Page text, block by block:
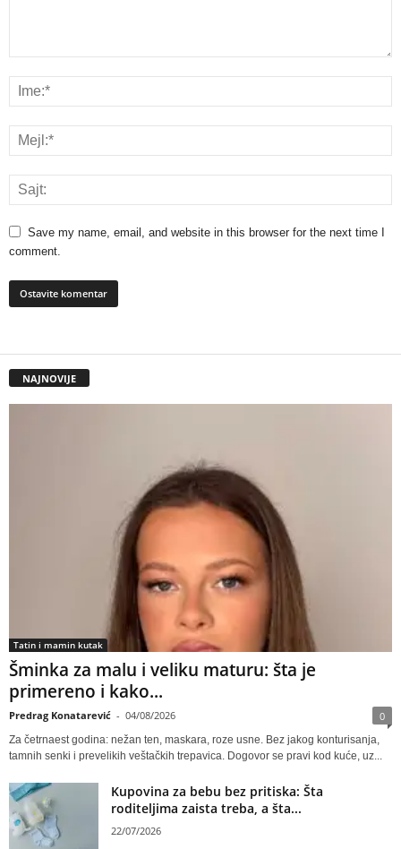
Save my name, email, and website in this browser for the next time I
comment.
NAJNOVIJE
Tatin i mamin kutak
Šminka za malu i veliku maturu: šta je
primereno i kako...
Predrag Konatarević - 04/08/2026 0
Za četrnaest godina: nežan ten, maskara, roze usne. Bez jakog konturisanja,
tamnih senki i prevelikih veštačkih trepavica. Dogovor se pravi kod kuće, uz...
Kupovina za bebu bez pritiska: Šta
roditeljima zaista treba, a šta...
22/07/2026